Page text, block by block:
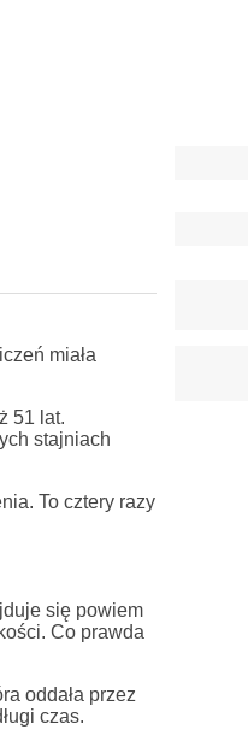
miała
51 lat.
stajniach
To cztery razy
się powiem
Co prawda
oddała przez
czas.